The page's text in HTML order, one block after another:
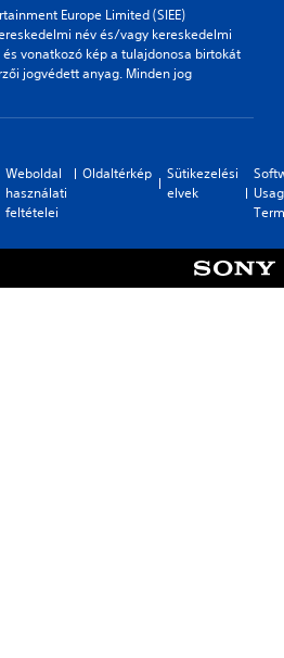
Europe Limited (SIEE)
név és/vagy kereskedelmi
vonatkozó kép a tulajdonosa birtokát
jogvédett anyag. Minden jog
Weboldal
használati
feltételei
Oldaltérkép
Sütikezelési
elvek